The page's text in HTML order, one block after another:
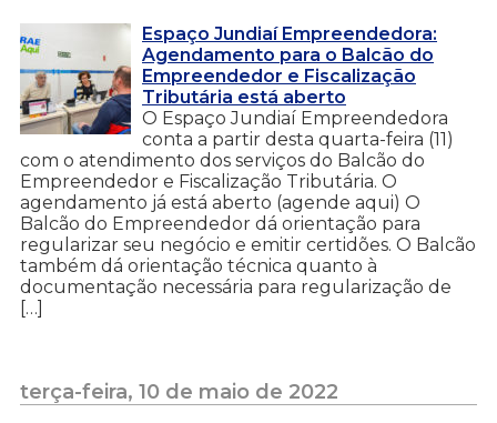
Espaço Jundiaí Empreendedora:
Agendamento para o Balcão do
Empreendedor e Fiscalização
Tributária está aberto
O Espaço Jundiaí Empreendedora
conta a partir desta quarta-feira (11)
com o atendimento dos serviços do Balcão do
Empreendedor e Fiscalização Tributária. O
agendamento já está aberto (agende aqui) O
Balcão do Empreendedor dá orientação para
regularizar seu negócio e emitir certidões. O Balcão
também dá orientação técnica quanto à
documentação necessária para regularização de
[…]
terça-feira, 10 de maio de 2022